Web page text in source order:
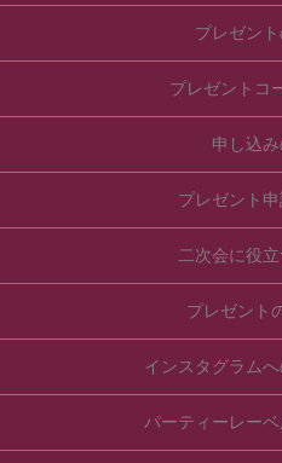
プレゼン
プレゼントコ
申し込
プレゼント
二次会に役
プレゼント
インスタグラム
パーティーレー